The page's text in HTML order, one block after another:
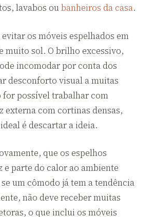
lavabos oubanheiros da casa.
os móveis espelhados em
muito sol. O brilho excessivo,
incomodar por conta dos
desconforto visual a muitas
for possível trabalhar com
externa com cortinas densas,
é descartar a ideia.
que os espelhos
e parte do calor ao ambiente
um cômodo já tem a tendência
não deve receber muitas
o que inclui os móveis